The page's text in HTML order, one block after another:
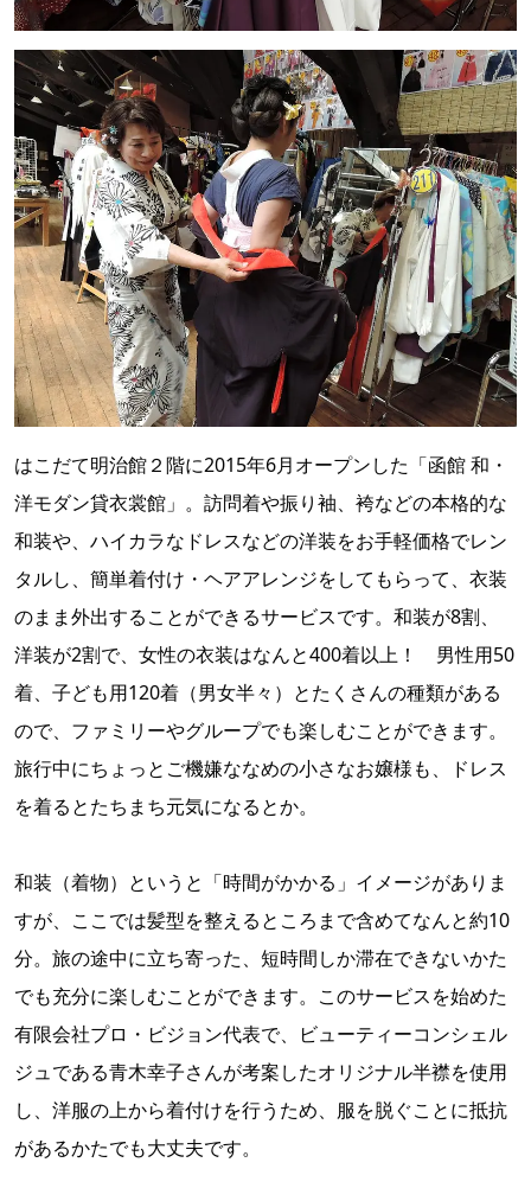
はこだて明治館２階に2015年6月オープンした「函館 和・
洋モダン貸衣裳館」。訪問着や振り袖、袴などの本格的な
和装や、ハイカラなドレスなどの洋装をお手軽価格でレン
タルし、簡単着付け・ヘアアレンジをしてもらって、衣装
のまま外出することができるサービスです。和装が8割、
洋装が2割で、女性の衣装はなんと400着以上！ 男性用50
着、子ども用120着（男女半々）とたくさんの種類がある
ので、ファミリーやグループでも楽しむことができます。
旅行中にちょっとご機嫌ななめの小さなお嬢様も、ドレス
を着るとたちまち元気になるとか。
和装（着物）というと「時間がかかる」イメージがありま
すが、ここでは髪型を整えるところまで含めてなんと約10
分。旅の途中に立ち寄った、短時間しか滞在できないかた
でも充分に楽しむことができます。このサービスを始めた
有限会社プロ・ビジョン代表で、ビューティーコンシェル
ジュである青木幸子さんが考案したオリジナル半襟を使用
し、洋服の上から着付けを行うため、服を脱ぐことに抵抗
があるかたでも大丈夫です。